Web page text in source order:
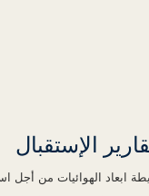
الإستقبال
ابعاد الهوائيات من أجل